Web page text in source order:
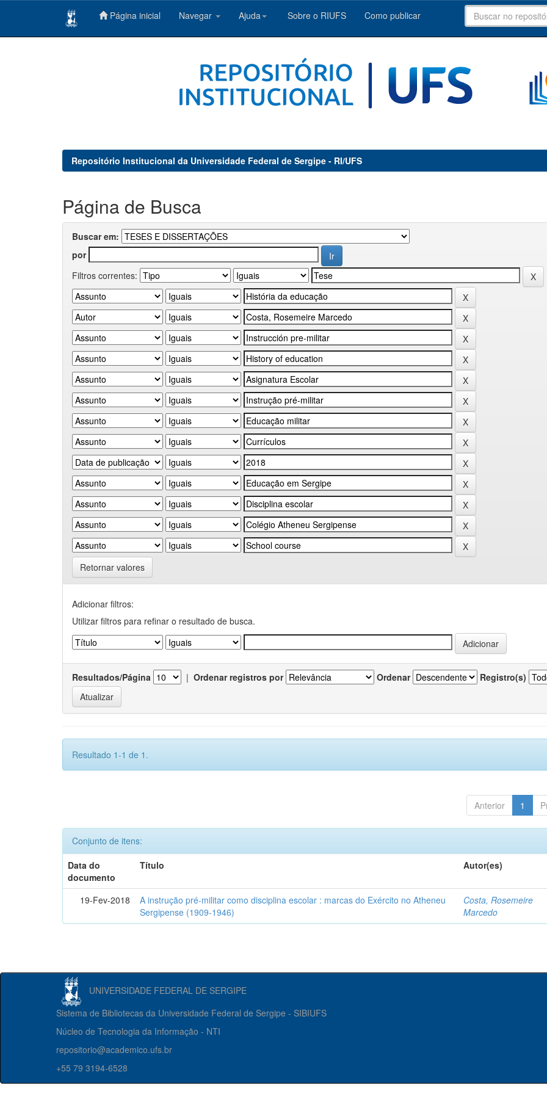
Página inicial Navegar Ajuda Sobre o RIUFS Como publicar
Repositório Institucional da Universidade Federal de Sergipe - RI/UFS
Página de Busca
Buscar em:
por
Filtros correntes:
Retornar valores
Adicionar filtros:
Utilizar filtros para refinar o resultado de busca.
Resultados/Página | Ordenar registros por Ordenar Registro(s)
Resultado 1-1 de 1.
Anterior 1
Conjunto de itens:
Data do
documento
Título Autor(es)
19-Fev-2018
A instrução pré-militar como disciplina escolar : marcas do Exército no Atheneu
Sergipense (1909-1946)
Costa, Rosemeire
Marcedo
UNIVERSIDADE FEDERAL DE SERGIPE
Sistema de Bibliotecas da Universidade Federal de Sergipe - SIBIUFS
Núcleo de Tecnologia da Informação - NTI
repositorio@academico.ufs.br
+55 79 3194-6528